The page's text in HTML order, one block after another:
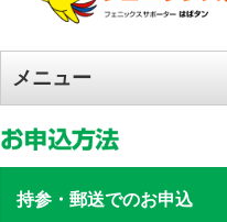
メニュー
持参・郵送でのお申込